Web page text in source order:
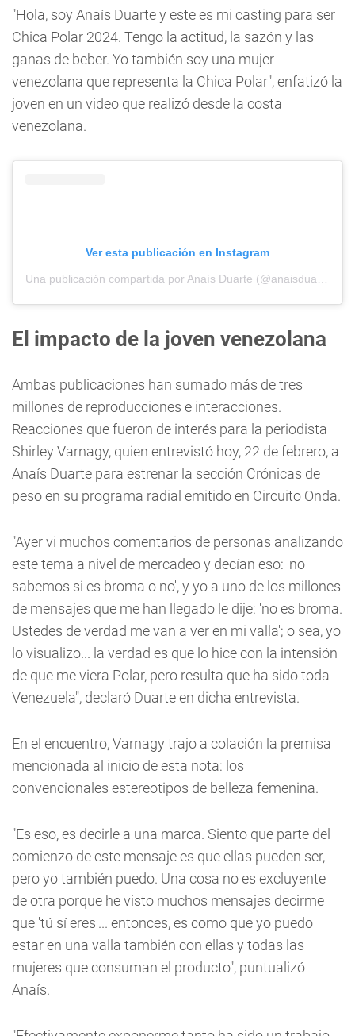
"Hola, soy Anaís Duarte y este es mi casting para ser
Chica Polar 2024. Tengo la actitud, la sazón y las
ganas de beber. Yo también soy una mujer
venezolana que representa la Chica Polar", enfatizó la
joven en un video que realizó desde la costa
venezolana.
Ver esta publicación en Instagram
El impacto de la joven venezolana
Ambas publicaciones han sumado más de tres
millones de reproducciones e interacciones.
Reacciones que fueron de interés para la periodista
Shirley Varnagy, quien entrevistó hoy, 22 de febrero, a
Anaís Duarte para estrenar la sección Crónicas de
peso en su programa radial emitido en Circuito Onda.
"Ayer vi muchos comentarios de personas analizando
este tema a nivel de mercadeo y decían eso: 'no
sabemos si es broma o no', y yo a uno de los millones
de mensajes que me han llegado le dije: 'no es broma.
Ustedes de verdad me van a ver en mi valla'; o sea, yo
lo visualizo... la verdad es que lo hice con la intensión
de que me viera Polar, pero resulta que ha sido toda
Venezuela", declaró Duarte en dicha entrevista.
En el encuentro, Varnagy trajo a colación la premisa
mencionada al inicio de esta nota: los
convencionales estereotipos de belleza femenina.
"Es eso, es decirle a una marca. Siento que parte del
comienzo de este mensaje es que ellas pueden ser,
pero yo también puedo. Una cosa no es excluyente
de otra porque he visto muchos mensajes decirme
que 'tú sí eres'... entonces, es como que yo puedo
estar en una valla también con ellas y todas las
mujeres que consuman el producto", puntualizó
Anaís.